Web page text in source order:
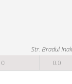
Str. Liviu